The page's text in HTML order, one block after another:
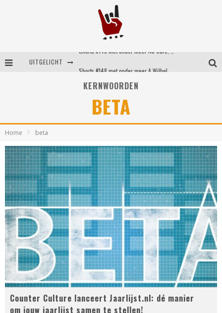
UITGELICHT
KERNWOORDEN
BETA
Home beta
Counter Culture lanceert Jaarlijst.nl: dé manier
om jouw jaarlijst samen te stellen!